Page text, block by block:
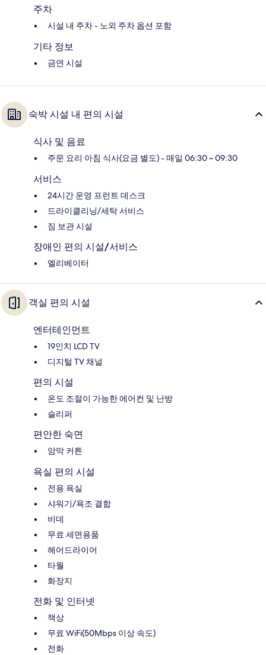
주차
시설 내 주차 - 노외 주차 옵션 포함
기타 정보
금연 시설
숙박 시설 내 편의 시설
식사 및 음료
주문 요리 아침 식사(요금 별도) - 매일 06:30 ~ 09:30
서비스
24시간 운영 프런트 데스크
드라이클리닝/세탁 서비스
짐 보관 시설
장애인 편의 시설/서비스
엘리베이터
객실 편의 시설
엔터테인먼트
19인치 LCD TV
디지털 TV 채널
편의 시설
온도 조절이 가능한 에어컨 및 난방
슬리퍼
편안한 숙면
암막 커튼
욕실 편의 시설
전용 욕실
샤워기/욕조 결합
비데
무료 세면용품
헤어드라이어
타월
화장지
전화 및 인터넷
책상
무료 WiFi(50Mbps 이상 속도)
전화